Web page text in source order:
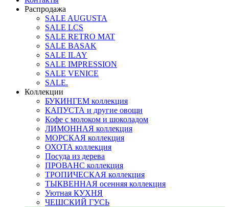
Распродажа
SALE AUGUSTA
SALE LCS
SALE RETRO MAT
SALE BASAK
SALE ILAY
SALE IMPRESSION
SALE VENICE
SALE.
Коллекции
БУКИНГЕМ коллекция
КАПУСТА и другие овощи
Кофе с молоком и шоколадом
ЛИМОННАЯ коллекция
МОРСКАЯ коллекция
ОХОТА коллекция
Посуда из дерева
ПРОВАНС коллекция
ТРОПИЧЕСКАЯ коллекция
ТЫКВЕННАЯ осенняя коллекция
Уютная КУХНЯ
ЧЕШСКИЙ ГУСЬ